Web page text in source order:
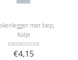
met loep,
Katje
KBMW000008
€4,15